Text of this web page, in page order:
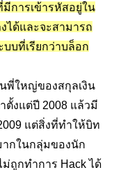
มีการเข้ารหัสอยู่ใน
ได้และจะสามารถ
บบที่เรียกว่าบล็อก
พี่ใหญ่ของสกุลเงิน
ตั้งแต่ปี 2008 แล้วมี
แต่สิ่งที่ทำให้บิท
ากในกลุ่มของนัก
ถูกทำการ Hack ได้